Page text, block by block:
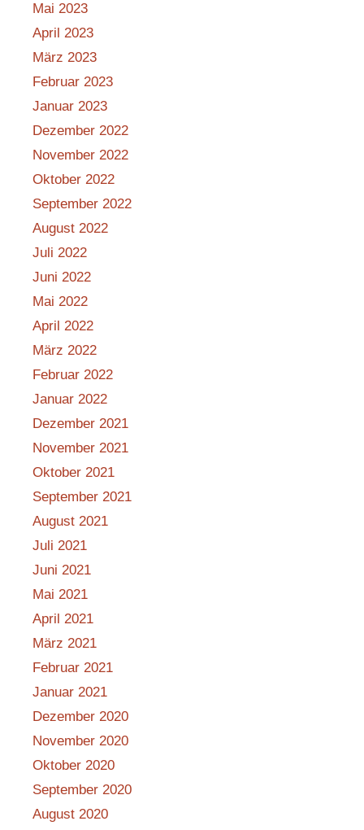
Mai 2023
April 2023
März 2023
Februar 2023
Januar 2023
Dezember 2022
November 2022
Oktober 2022
September 2022
August 2022
Juli 2022
Juni 2022
Mai 2022
April 2022
März 2022
Februar 2022
Januar 2022
Dezember 2021
November 2021
Oktober 2021
September 2021
August 2021
Juli 2021
Juni 2021
Mai 2021
April 2021
März 2021
Februar 2021
Januar 2021
Dezember 2020
November 2020
Oktober 2020
September 2020
August 2020